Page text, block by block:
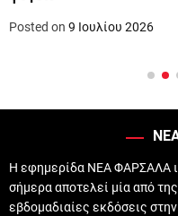
Posted on 9 Ιουλίου 2026
Η εφημερίδα ΝΕΑ ΦΑΡΣΑΛΑ
σήμερα αποτελεί μία από
εβδομαδιαίες εκδόσεις